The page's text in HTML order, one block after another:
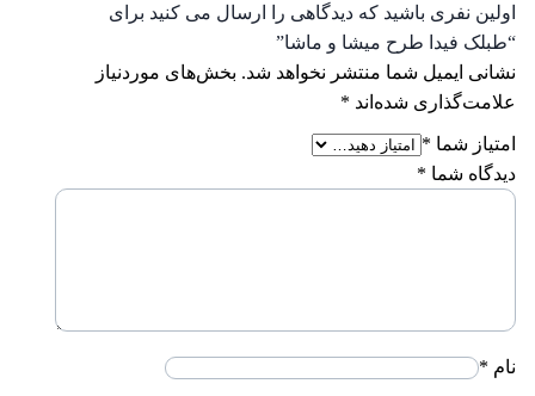
نفری باشید که دیدگاهی را ارسال می کنید برای
فیدا طرح میشا و ماشا”
ایمیل شما منتشر نخواهد شد. بخش‌های موردنیاز
شده‌اند *
شما*
شما*
*